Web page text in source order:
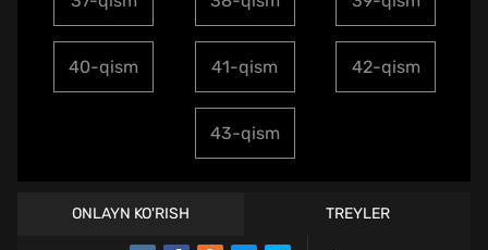
40-qism 41-qism 42-qism
43-qism
ONLAYN KO'RISH TREYLER